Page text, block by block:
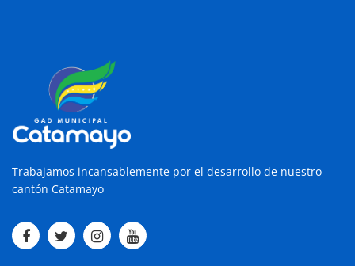
Trabajamos incansablemente por el desarrollo de nuestro
cantón Catamayo